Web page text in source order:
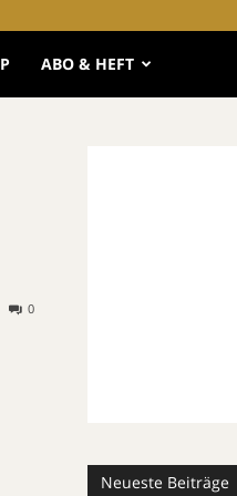
ABO & HEFT
0
Neueste Beiträge